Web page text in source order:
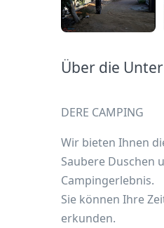
Über die
DERE CAMPING
Wir bieten Ihnen
Saubere Duschen
Campingerlebnis.
Sie können Ihre
erkunden.